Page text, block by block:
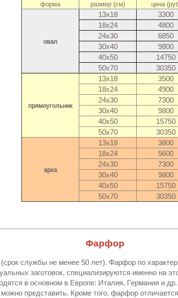
форма размер (см) цена
овал
13х18
3300
18х24
4800
24х30
6850
30х40
9800
40х50
14750
50х70
30350
прямоугольник
13х18
3500
18х24
4900
24х30
7300
30х40
9800
40х50
15750
50х70
30350
арка
13х18
3800
18х24
5600
24х30
7300
30х40
9800
40х50
15750
50х70
30350
Фарфор
службы не менее 50 лет). Фарфор по
заготовок, специализируются именно на
в основном в Европе: Италия, Германия и
можно представить. Кроме того, фарфор